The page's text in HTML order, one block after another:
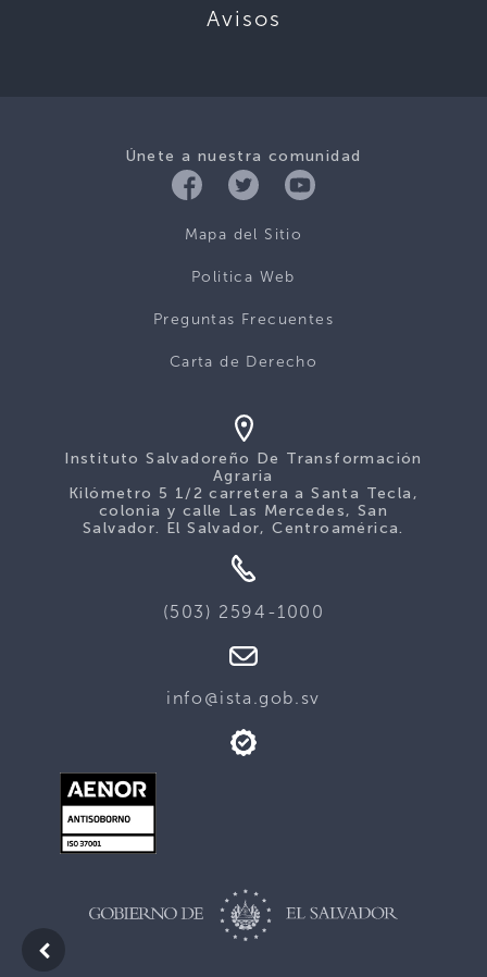
Avisos
Únete a nuestra comunidad
Mapa del Sitio
Politica Web
Preguntas Frecuentes
Carta de Derecho
Instituto Salvadoreño De Transformación
Agraria
Kilómetro 5 1/2 carretera a Santa Tecla,
colonia y calle Las Mercedes, San
Salvador. El Salvador, Centroamérica.
(503) 2594-1000
info@ista.gob.sv